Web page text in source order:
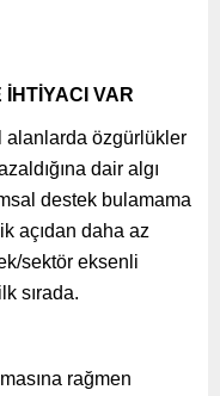
VAR
alanlarda özgürlükler
dair algı
destek bulamama
açıdan daha az
sektör eksenli
sırada.
rağmen